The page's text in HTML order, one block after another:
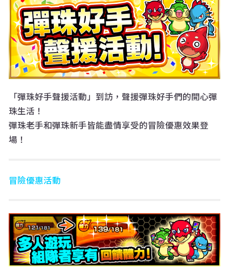
「彈珠好手聲援活動」到訪，聲援彈珠好手們的開心彈
珠生活！
彈珠老手和彈珠新手皆能盡情享受的冒險優惠效果登
場！
冒險優惠活動